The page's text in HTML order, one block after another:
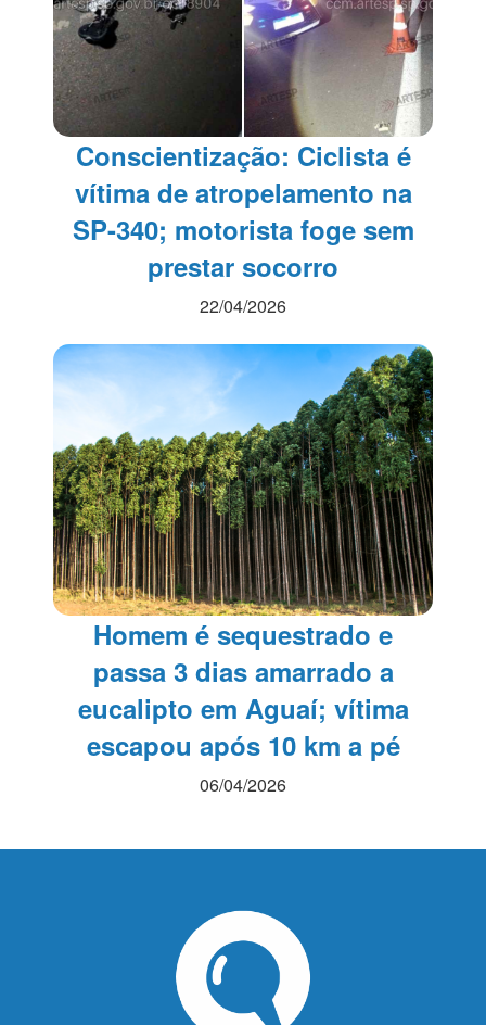
Conscientização: Ciclista é
vítima de atropelamento na
SP-340; motorista foge sem
prestar socorro
22/04/2026
Homem é sequestrado e
passa 3 dias amarrado a
eucalipto em Aguaí; vítima
escapou após 10 km a pé
06/04/2026